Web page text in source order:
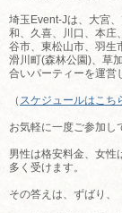
埼玉Event-Jは、大宮
和、久喜、川口、本庄
谷市、東松山市、羽生
滑川町(森林公園)、草
合いパーティーを運営
（ スケジュールはこち
お気軽に一度ご参加し
男性は格安料金、女性
多く受けます。
その答えは、ずばり